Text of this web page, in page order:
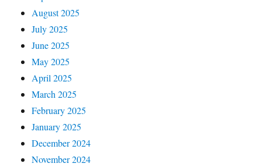
August 2025
July 2025
June 2025
May 2025
April 2025
March 2025
February 2025
January 2025
December 2024
November 2024